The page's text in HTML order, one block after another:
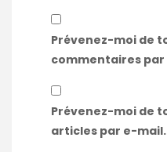
Prévenez-moi de
commentaires
Prévenez-moi de
articles par e-mail.